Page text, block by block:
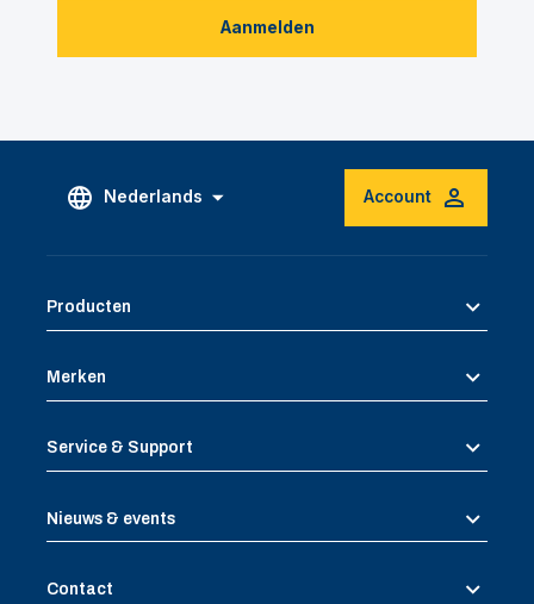
Aanmelden
Nederlands Account
Producten
Merken
Service & Support
Nieuws & events
Contact